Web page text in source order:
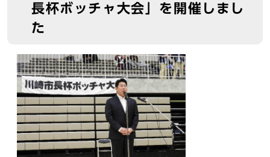
長杯ボッチャ大会」を開催しまし
た